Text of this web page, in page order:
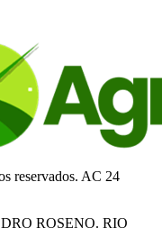
reservados. AC 24
ROSENO. RIO